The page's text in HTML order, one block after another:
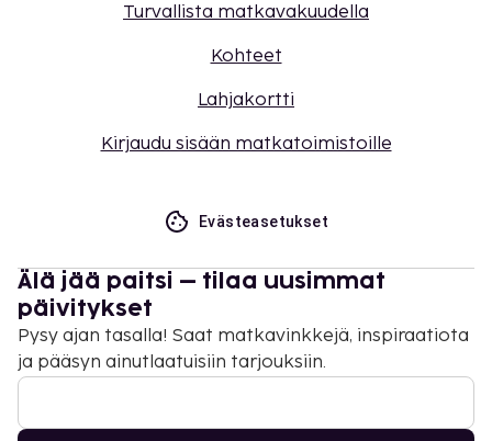
Turvallista matkavakuudella
Kohteet
Lahjakortti
Kirjaudu sisään matkatoimistoille
Evästeasetukset
Älä jää paitsi – tilaa uusimmat
päivitykset
Pysy ajan tasalla! Saat matkavinkkejä, inspiraatiota
ja pääsyn ainutlaatuisiin tarjouksiin.